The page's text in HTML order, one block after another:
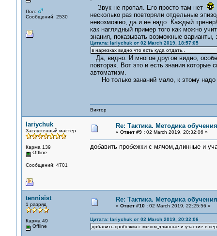
Пол:
Сообщений: 2530
Звук не пропал. Его просто там нет
несколько раз повторяли отдельные
невозможно, да и не надо. Каждый
как наглядный пример того как можно
знания, показывать возможные варианты,
Цитата: lariychuk от 02 March 2019, 18:57:05
в нарезках видно,что есть куда отдать..
Да, видно. И многое другое видно,
повторах. Вот это и есть знания
автоматизм.
Но только зананий мало, к этому надо
Виктор
lariychuk
Заслуженный мастер
Карма 139
Offline
Сообщений: 4701
Re: Тактика. Методика обучения
« Ответ #9 :02 March 2019, 20:32:06 »
добавить пробежки с мячом,длинные и
tennisist
1 разряд
Карма 49
Offline
Re: Тактика. Методика обучения
« Ответ #10 :02 March 2019, 22:25:56 »
Цитата: lariychuk от 02 March 2019, 20:32:06
добавить пробежки с мячом,длинные и участие в